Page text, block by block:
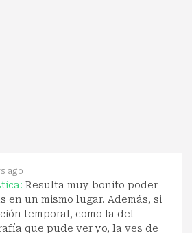
ago
Resulta muy bonito poder
en un mismo lugar. Además, si
temporal, como la del
que pude ver yo, la ves de